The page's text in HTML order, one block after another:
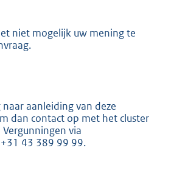
niet mogelijk uw mening te
aanleiding van deze
dan contact op met het cluster
via
43 389 99 99.